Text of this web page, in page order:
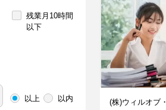
残業月10時間
以下
以上 以内